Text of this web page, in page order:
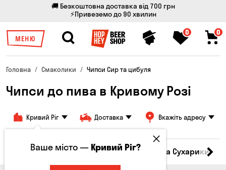
🚚 Безкоштовна доставка від 700 грн
⚡Привеземо до 90 хвилин
МЕНЮ
0 0
Головна Смаколики Чипси Сир та цибуля
Чипси до пива в Кривому Розі
Кривий Ріг Доставка Вкажіть адресу
Кукурудза Насіння Чипси Грінки та Сухарики
Ваше місто —Кривий Ріг?